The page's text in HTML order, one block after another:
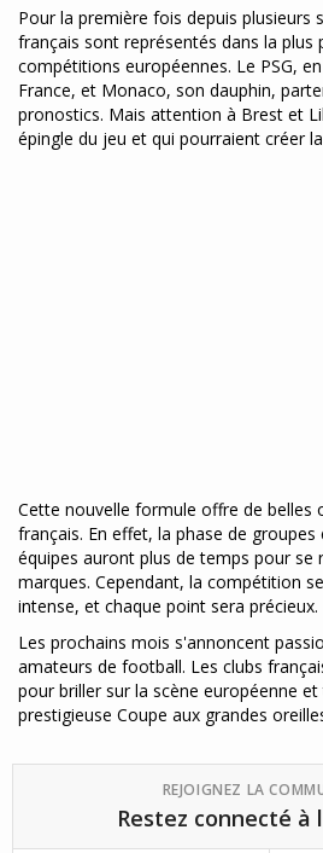
Pour la première fois depuis plusieurs
français sont représentés dans la plus
compétitions européennes. Le PSG,
France, et Monaco, son dauphin,
pronostics. Mais attention à Brest et
épingle du jeu et qui pourraient créer
Cette nouvelle formule offre de belles
français. En effet, la phase de
équipes auront plus de temps pour se
marques. Cependant, la compétition
intense, et chaque point sera précieux.
Les prochains mois s'annoncent
amateurs de football. Les clubs
pour briller sur la scène européenne
prestigieuse Coupe aux grandes
REJOIGNEZ LA
Restez connecté